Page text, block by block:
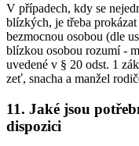
V případech, kdy se
blízkých, je třeba
bezmocnou osobou (dle
blízkou osobou rozumí -
uvedené v § 20 odst. 1
zeť, snacha a manžel
11. Jaké jsou
dispozici